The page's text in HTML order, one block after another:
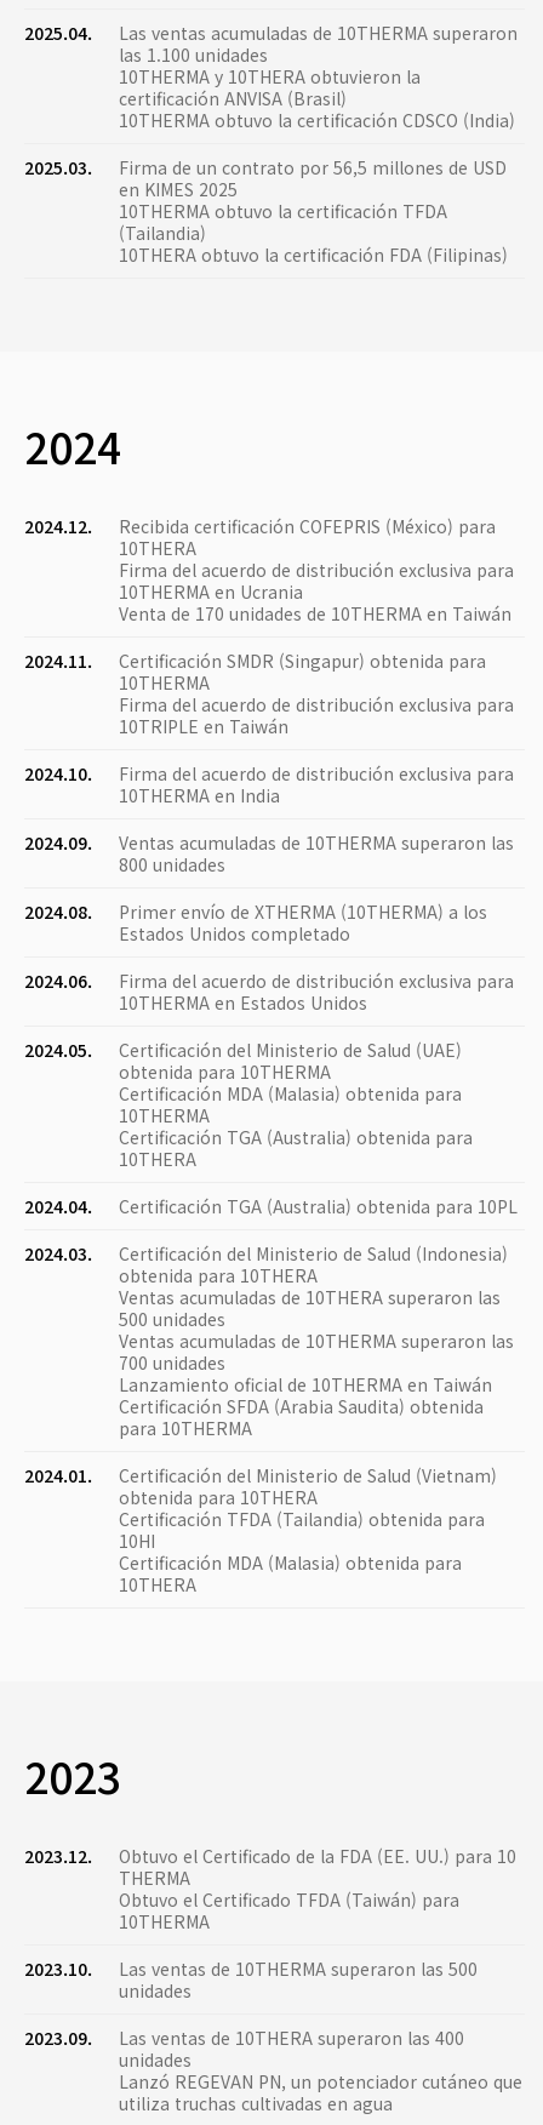
2025.04.
Las ventas acumuladas de 10THERMA superaron
las 1.100 unidades
10THERMA y 10THERA obtuvieron la
certificación ANVISA (Brasil)
10THERMA obtuvo la certificación CDSCO (India)
2025.03.
Firma de un contrato por 56,5 millones de USD
en KIMES 2025
10THERMA obtuvo la certificación TFDA
(Tailandia)
10THERA obtuvo la certificación FDA (Filipinas)
2024
2024.12.
Recibida certificación COFEPRIS (México) para
10THERA
Firma del acuerdo de distribución exclusiva para
10THERMA en Ucrania
Venta de 170 unidades de 10THERMA en Taiwán
2024.11.
Certificación SMDR (Singapur) obtenida para
10THERMA
Firma del acuerdo de distribución exclusiva para
10TRIPLE en Taiwán
2024.10.
Firma del acuerdo de distribución exclusiva para
10THERMA en India
2024.09.
Ventas acumuladas de 10THERMA superaron las
800 unidades
2024.08.
Primer envío de XTHERMA (10THERMA) a los
Estados Unidos completado
2024.06.
Firma del acuerdo de distribución exclusiva para
10THERMA en Estados Unidos
2024.05.
Certificación del Ministerio de Salud (UAE)
obtenida para 10THERMA
Certificación MDA (Malasia) obtenida para
10THERMA
Certificación TGA (Australia) obtenida para
10THERA
2024.04.
Certificación TGA (Australia) obtenida para 10PL
2024.03.
Certificación del Ministerio de Salud (Indonesia)
obtenida para 10THERA
Ventas acumuladas de 10THERA superaron las
500 unidades
Ventas acumuladas de 10THERMA superaron las
700 unidades
Lanzamiento oficial de 10THERMA en Taiwán
Certificación SFDA (Arabia Saudita) obtenida
para 10THERMA
2024.01.
Certificación del Ministerio de Salud (Vietnam)
obtenida para 10THERA
Certificación TFDA (Tailandia) obtenida para
10HI
Certificación MDA (Malasia) obtenida para
10THERA
2023
2023.12.
Obtuvo el Certificado de la FDA (EE. UU.) para 10
THERMA
Obtuvo el Certificado TFDA (Taiwán) para
10THERMA
2023.10.
Las ventas de 10THERMA superaron las 500
unidades
2023.09.
Las ventas de 10THERA superaron las 400
unidades
Lanzó REGEVAN PN, un potenciador cutáneo que
utiliza truchas cultivadas en agua